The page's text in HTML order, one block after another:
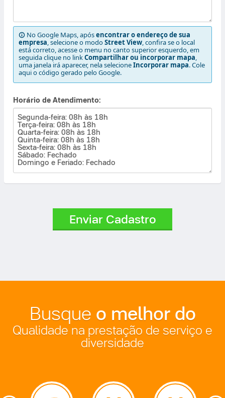
No Google Maps, apósencontrar o endereço de sua
empresa, selecione o modoStreet View, confira se o local
está correto, acesse o menu no canto superior esquerdo, em
seguida clique no linkCompartilhar ou incorporar mapa,
uma janela irá aparecer, nela selecioneIncorporar mapa. Cole
aqui o código gerado pelo Google.
Horário de Atendimento:
Enviar Cadastro
Busque o melhor do
Qualidade na prestação de serviço e
diversidade